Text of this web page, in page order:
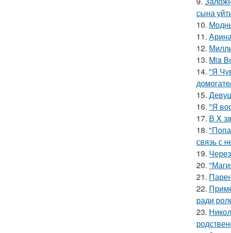
сына
10.
11.
12.
13. Mia
14. "Я
15.
16. "Я
17. В X
18.
связь с
19.
20.
21.
22.
ради
23.